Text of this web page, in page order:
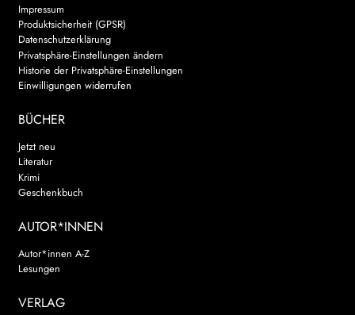
Impressum
Produktsicherheit (GPSR)
Datenschutzerklärung
Privatsphäre-Einstellungen ändern
Historie der Privatsphäre-Einstellungen
Einwilligungen widerrufen
BÜCHER
Jetzt neu
Literatur
Krimi
Geschenkbuch
AUTOR*INNEN
Autor*innen A-Z
Lesungen
VERLAG